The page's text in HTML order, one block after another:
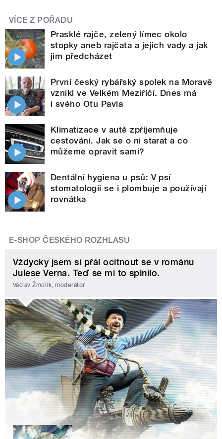
VÍCE Z POŘADU
Prasklé rajče, zelený límec okolo
stopky aneb rajčata a jejich vady a jak
jim předcházet
První český rybářský spolek na Moravě
vznikl ve Velkém Meziříčí. Dnes má
i svého Otu Pavla
Klimatizace v autě zpříjemňuje
cestování. Jak se o ni starat a co
můžeme opravit sami?
Dentální hygiena u psů: V psí
stomatologii se i plombuje a používají
rovnátka
E-SHOP ČESKÉHO ROZHLASU
Vždycky jsem si přál ocitnout se v románu
Julese Verna. Teď se mi to splnilo.
Václav Žmolík, moderátor